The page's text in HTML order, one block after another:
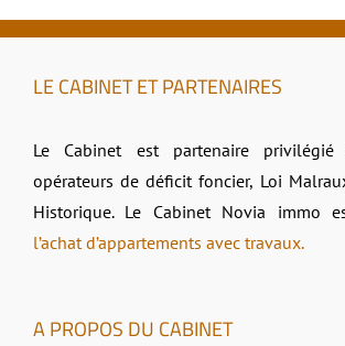
LE CABINET ET PARTENAIRES
Le Cabinet est partenaire privilégié
opérateurs de déficit foncier, Loi
Historique. Le Cabinet Novia immo
l’achat d’appartements avec travaux.
A PROPOS DU CABINET